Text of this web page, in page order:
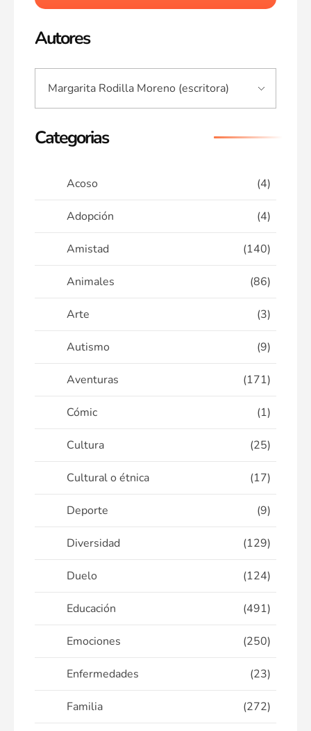
Autores
Categorias
Acoso (4)
Adopción (4)
Amistad (140)
Animales (86)
Arte (3)
Autismo (9)
Aventuras (171)
Cómic (1)
Cultura (25)
Cultural o étnica (17)
Deporte (9)
Diversidad (129)
Duelo (124)
Educación (491)
Emociones (250)
Enfermedades (23)
Familia (272)